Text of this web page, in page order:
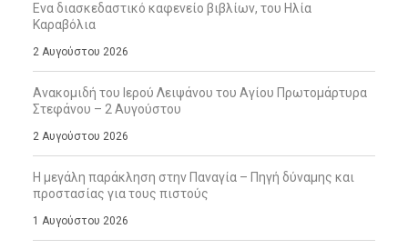
Ενα διασκεδαστικό καφενείο βιβλίων, του Ηλία
Καραβόλια
2 Αυγούστου 2026
Ανακομιδή του Ιερού Λειψάνου του Αγίου Πρωτομάρτυρα
Στεφάνου – 2 Αυγούστου
2 Αυγούστου 2026
Η μεγάλη παράκληση στην Παναγία – Πηγή δύναμης και
προστασίας για τους πιστούς
1 Αυγούστου 2026